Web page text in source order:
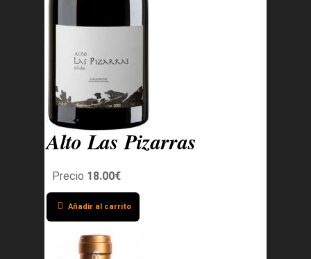
Alto Las Pizarras
Precio 18.00€
Añadir al carrito